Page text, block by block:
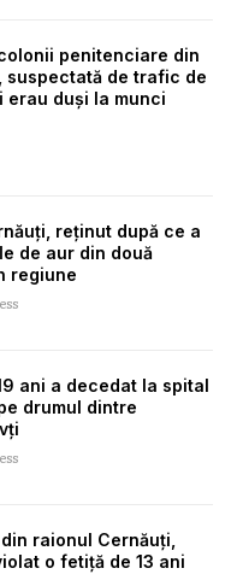
penitenciare din
suspectată de trafic de
erau duși la munci
reținut după ce a
de aur din două
regiune
ani a decedat la spital
drumul dintre
raionul Cernăuți,
o fetiță de 13 ani